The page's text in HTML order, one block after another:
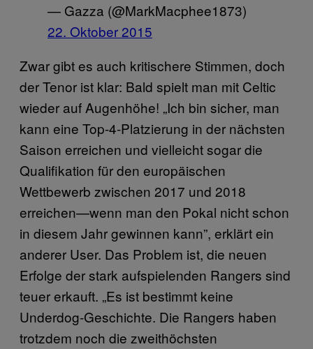
— Gazza (@MarkMacphee1873)
22. Oktober 2015
Zwar gibt es auch kritischere Stimmen, doch
der Tenor ist klar: Bald spielt man mit Celtic
wieder auf Augenhöhe! „Ich bin sicher, man
kann eine Top-4-Platzierung in der nächsten
Saison erreichen und vielleicht sogar die
Qualifikation für den europäischen
Wettbewerb zwischen 2017 und 2018
erreichen—wenn man den Pokal nicht schon
in diesem Jahr gewinnen kann”, erklärt ein
anderer User. Das Problem ist, die neuen
Erfolge der stark aufspielenden Rangers sind
teuer erkauft. „Es ist bestimmt keine
Underdog-Geschichte. Die Rangers haben
trotzdem noch die zweithöchsten